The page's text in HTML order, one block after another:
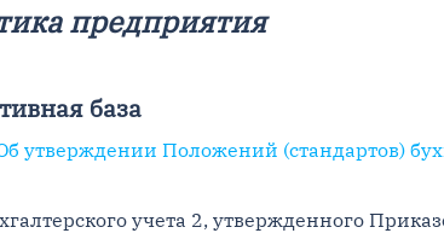
предприятия
база
Положений (стандартов)
учета 2, утвержденного